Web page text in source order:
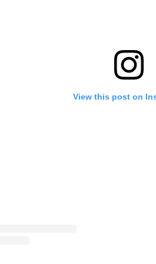
View this post on